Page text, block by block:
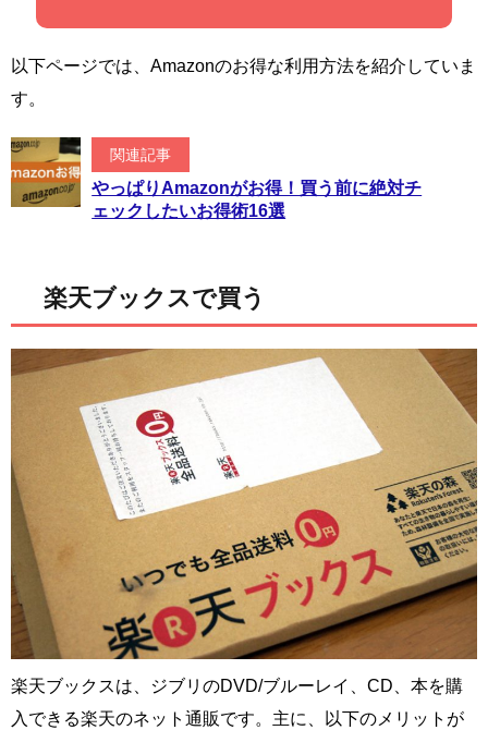
以下ページでは、Amazonのお得な利用方法を紹介していま
す。
関連記事
やっぱりAmazonがお得！買う前に絶対チ
ェックしたいお得術16選
楽天ブックスで買う
楽天ブックスは、ジブリのDVD/ブルーレイ、CD、本を購
入できる楽天のネット通販です。主に、以下のメリットが